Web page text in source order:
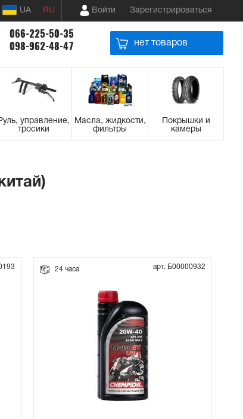
UA RU Войти Зарегистрироваться
066-225-50-35
098-962-48-47
нет товаров
управление,
тросики
Масла, жидкости,
фильтры
Покрышки и
камеры
24 часа арт. Б00000932